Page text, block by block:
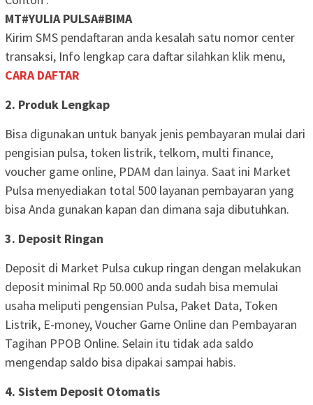
MT#YULIA PULSA#BIMA
Kirim SMS pendaftaran anda kesalah satu nomor center
transaksi, Info lengkap cara daftar silahkan klik menu,
CARA DAFTAR
2. Produk Lengkap
Bisa digunakan untuk banyak jenis pembayaran mulai dari
pengisian pulsa, token listrik, telkom, multi finance,
voucher game online, PDAM dan lainya. Saat ini Market
Pulsa menyediakan total 500 layanan pembayaran yang
bisa Anda gunakan kapan dan dimana saja dibutuhkan.
3. Deposit Ringan
Deposit di Market Pulsa cukup ringan dengan melakukan
deposit minimal Rp 50.000 anda sudah bisa memulai
usaha meliputi pengensian Pulsa, Paket Data, Token
Listrik, E-money, Voucher Game Online dan Pembayaran
Tagihan PPOB Online. Selain itu tidak ada saldo
mengendap saldo bisa dipakai sampai habis.
4. Sistem Deposit Otomatis